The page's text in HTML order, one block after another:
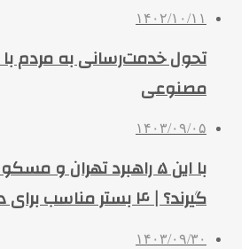
۱۴۰۲/۱۰/۱۱
تحول خدمت‌رسانی به مردم
مصنوعی
۱۴۰۳/۰۹/۰۵
با این ۵ راهبرد تهران و
گیرند؟ | ۴ بستر مناسب برای دور کردن دو کشور
۱۴۰۳/۰۹/۳۰